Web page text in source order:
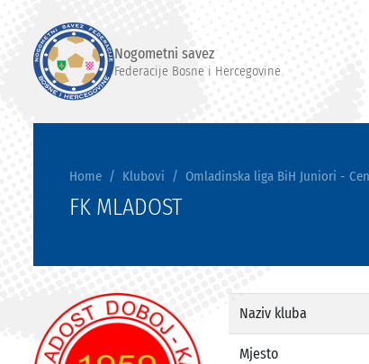
Nogometni savez
Federacije Bosne i Hercegovine
Home Klubovi Omladinska liga BiH Juniori -
FK MLADOST
Naziv kluba
Mjesto